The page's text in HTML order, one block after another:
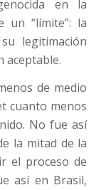
en la
un “límite”: la
legitimación
aceptable.
de medio
cuanto menos
No fue así
la mitad de la
el proceso de
así en Brasil,